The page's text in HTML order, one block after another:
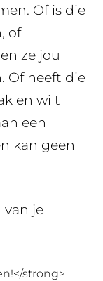
Of is die
of
ze jou
Of heeft die
en wilt
een
kan geen
van je
strong>